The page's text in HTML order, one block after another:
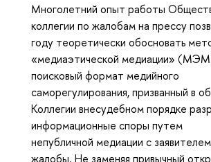
Многолетний опыт работы
коллегии по жалобам на прессу
году теоретически обосновать
«медиаэтической медиации»
поисковый формат медийного
саморегулирования, призванный в
Коллегии внесудебном порядке
информационные споры путем
непубличной медиации с
жалобы. Не заменяя привычный